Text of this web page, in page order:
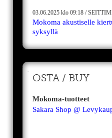
03.06.2025 klo 09:18 /
Mokoma akustiselle
syksyllä
OSTA / BUY
Mokoma-tuotteet
Sakara Shop @